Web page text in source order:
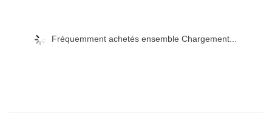
Fréquemment achetés ensemble Chargement...